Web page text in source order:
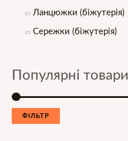
Ланцюжки (біжутерія)
Сережки (біжутерія)
Популярні товари
ФІЛЬТР